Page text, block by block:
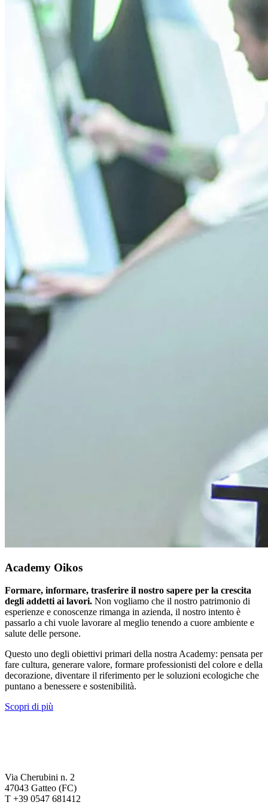
Academy Oikos
Formare, informare, trasferire il nostro sapere per la crescita
degli addetti ai lavori. Non vogliamo che il nostro patrimonio di
esperienze e conoscenze rimanga in azienda, il nostro intento è
passarlo a chi vuole lavorare al meglio tenendo a cuore ambiente e
salute delle persone.
Questo uno degli obiettivi primari della nostra Academy: pensata per
fare cultura, generare valore, formare professionisti del colore e della
decorazione, diventare il riferimento per le soluzioni ecologiche che
puntano a benessere e sostenibilità.
Scopri di più
Via Cherubini n. 2
47043 Gatteo (FC)
T +39 0547 681412